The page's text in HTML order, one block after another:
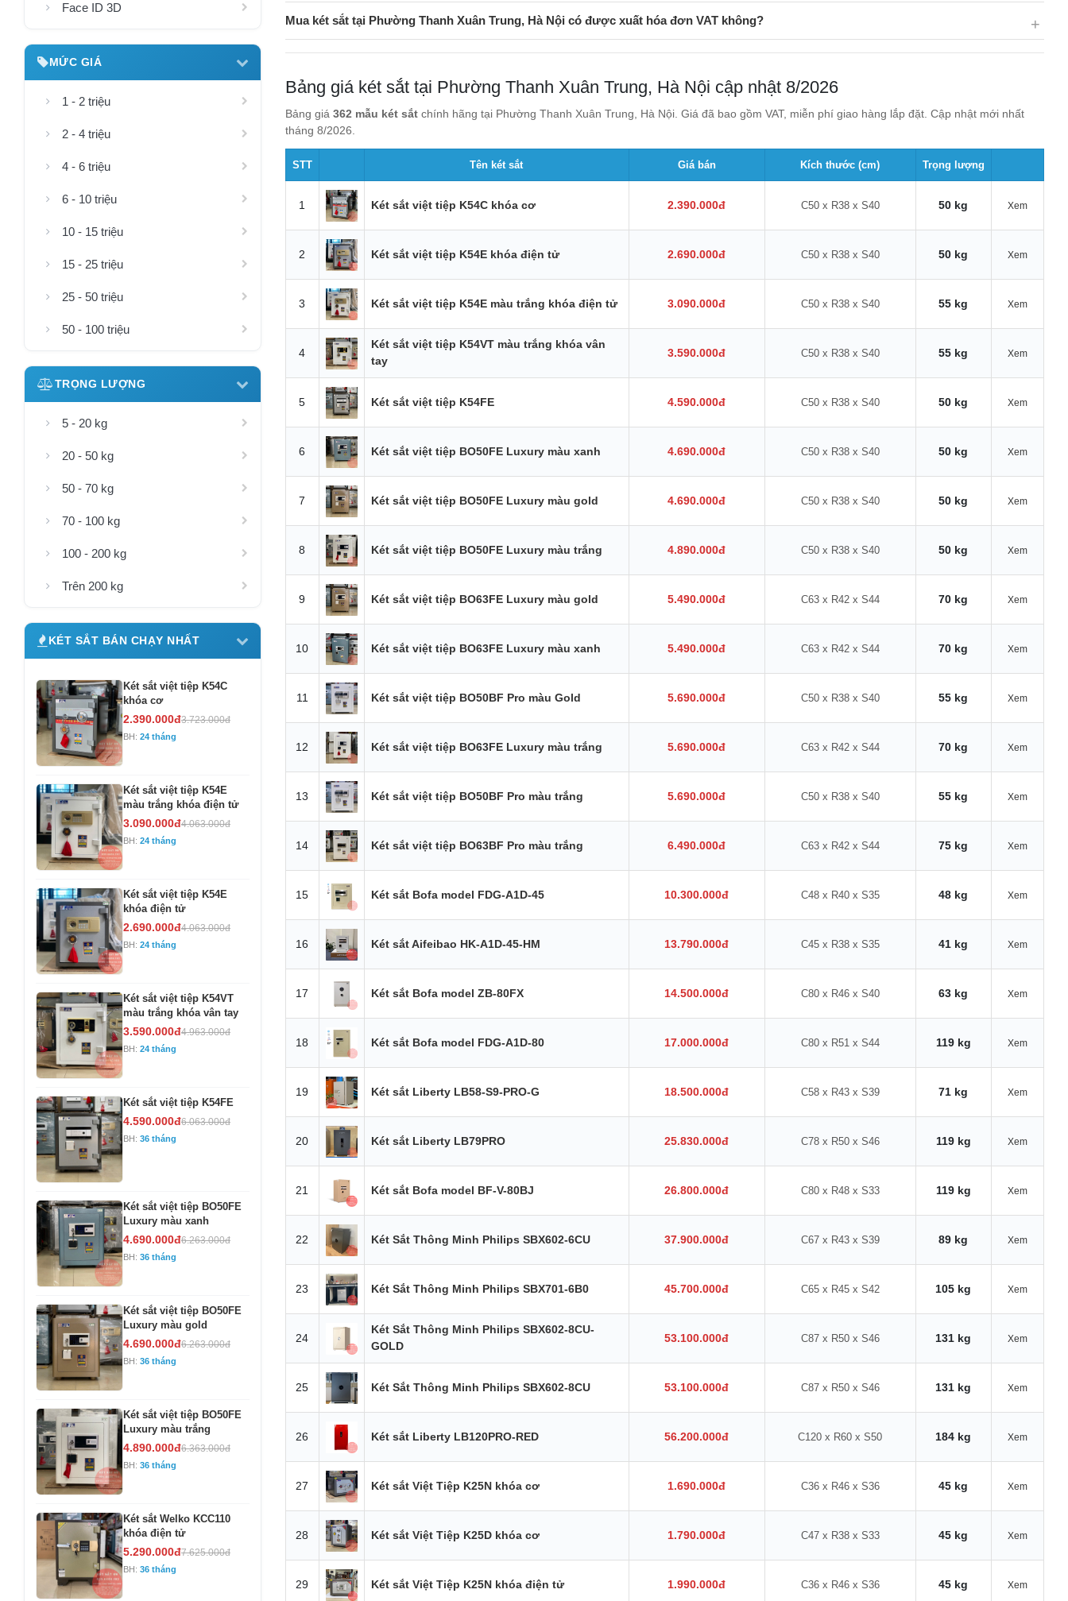
Face ID 3D
MỨC GIÁ
1 - 2 triệu
2 - 4 triệu
4 - 6 triệu
6 - 10 triệu
10 - 15 triệu
15 - 25 triệu
25 - 50 triệu
50 - 100 triệu
TRỌNG LƯỢNG
5 - 20 kg
20 - 50 kg
50 - 70 kg
70 - 100 kg
100 - 200 kg
Trên 200 kg
KÉT SẮT BÁN CHẠY NHẤT
Két sắt việt tiệp K54C
khóa cơ
2.390.000đ3.723.000đ
BH: 24 tháng
Két sắt việt tiệp K54E
màu trắng khóa điện tử
3.090.000đ4.063.000đ
BH: 24 tháng
Két sắt việt tiệp K54E
khóa điện tử
2.690.000đ4.063.000đ
BH: 24 tháng
Két sắt việt tiệp K54VT
màu trắng khóa vân tay
3.590.000đ4.963.000đ
BH: 24 tháng
Két sắt việt tiệp K54FE
4.590.000đ6.063.000đ
BH: 36 tháng
Két sắt việt tiệp BO50FE
Luxury màu xanh
4.690.000đ6.263.000đ
BH: 36 tháng
Két sắt việt tiệp BO50FE
Luxury màu gold
4.690.000đ6.263.000đ
BH: 36 tháng
Két sắt việt tiệp BO50FE
Luxury màu trắng
4.890.000đ6.363.000đ
BH: 36 tháng
Két sắt Welko KCC110
khóa điện tử
5.290.000đ7.625.000đ
BH: 36 tháng
Mua két sắt tại Phường Thanh Xuân Trung, Hà Nội có được xuất hóa đơn VAT không?
Bảng giá két sắt tại Phường Thanh Xuân Trung, Hà Nội cập nhật 8/2026
Bảng giá 362 mẫu két sắtchính hãng tại Phường Thanh Xuân Trung, Hà Nội. Giá đã bao gồm VAT, miễn phí giao hàng lắp đặt. Cập nhật mới nhất
tháng 8/2026.
STT Tên két sắt Giá bán Kích thước (cm) Trọng lượng
1 Két sắt việt tiệp K54C khóa cơ 2.390.000đ C50 x R38 x S40 50 kg Xem
2 Két sắt việt tiệp K54E khóa điện tử 2.690.000đ C50 x R38 x S40 50 kg Xem
3 Két sắt việt tiệp K54E màu trắng khóa điện tử 3.090.000đ C50 x R38 x S40 55 kg Xem
4
Két sắt việt tiệp K54VT màu trắng khóa vân
tay
3.590.000đ C50 x R38 x S40 55 kg Xem
5 Két sắt việt tiệp K54FE 4.590.000đ C50 x R38 x S40 50 kg Xem
6 Két sắt việt tiệp BO50FE Luxury màu xanh 4.690.000đ C50 x R38 x S40 50 kg Xem
7 Két sắt việt tiệp BO50FE Luxury màu gold 4.690.000đ C50 x R38 x S40 50 kg Xem
8 Két sắt việt tiệp BO50FE Luxury màu trắng 4.890.000đ C50 x R38 x S40 50 kg Xem
9 Két sắt việt tiệp BO63FE Luxury màu gold 5.490.000đ C63 x R42 x S44 70 kg Xem
10 Két sắt việt tiệp BO63FE Luxury màu xanh 5.490.000đ C63 x R42 x S44 70 kg Xem
11 Két sắt việt tiệp BO50BF Pro màu Gold 5.690.000đ C50 x R38 x S40 55 kg Xem
12 Két sắt việt tiệp BO63FE Luxury màu trắng 5.690.000đ C63 x R42 x S44 70 kg Xem
13 Két sắt việt tiệp BO50BF Pro màu trắng 5.690.000đ C50 x R38 x S40 55 kg Xem
14 Két sắt việt tiệp BO63BF Pro màu trắng 6.490.000đ C63 x R42 x S44 75 kg Xem
15 Két sắt Bofa model FDG-A1D-45 10.300.000đ C48 x R40 x S35 48 kg Xem
16 Két sắt Aifeibao HK-A1D-45-HM 13.790.000đ C45 x R38 x S35 41 kg Xem
17 Két sắt Bofa model ZB-80FX 14.500.000đ C80 x R46 x S40 63 kg Xem
18 Két sắt Bofa model FDG-A1D-80 17.000.000đ C80 x R51 x S44 119 kg Xem
19 Két sắt Liberty LB58-S9-PRO-G 18.500.000đ C58 x R43 x S39 71 kg Xem
20 Két sắt Liberty LB79PRO 25.830.000đ C78 x R50 x S46 119 kg Xem
21 Két sắt Bofa model BF-V-80BJ 26.800.000đ C80 x R48 x S33 119 kg Xem
22 Két Sắt Thông Minh Philips SBX602-6CU 37.900.000đ C67 x R43 x S39 89 kg Xem
23 Két Sắt Thông Minh Philips SBX701-6B0 45.700.000đ C65 x R45 x S42 105 kg Xem
24
Két Sắt Thông Minh Philips SBX602-8CU-
GOLD
53.100.000đ C87 x R50 x S46 131 kg Xem
25 Két Sắt Thông Minh Philips SBX602-8CU 53.100.000đ C87 x R50 x S46 131 kg Xem
26 Két sắt Liberty LB120PRO-RED 56.200.000đ C120 x R60 x S50 184 kg Xem
27 Két sắt Việt Tiệp K25N khóa cơ 1.690.000đ C36 x R46 x S36 45 kg Xem
28 Két sắt Việt Tiệp K25D khóa cơ 1.790.000đ C47 x R38 x S33 45 kg Xem
29 Két sắt Việt Tiệp K25N khóa điện tử 1.990.000đ C36 x R46 x S36 45 kg Xem